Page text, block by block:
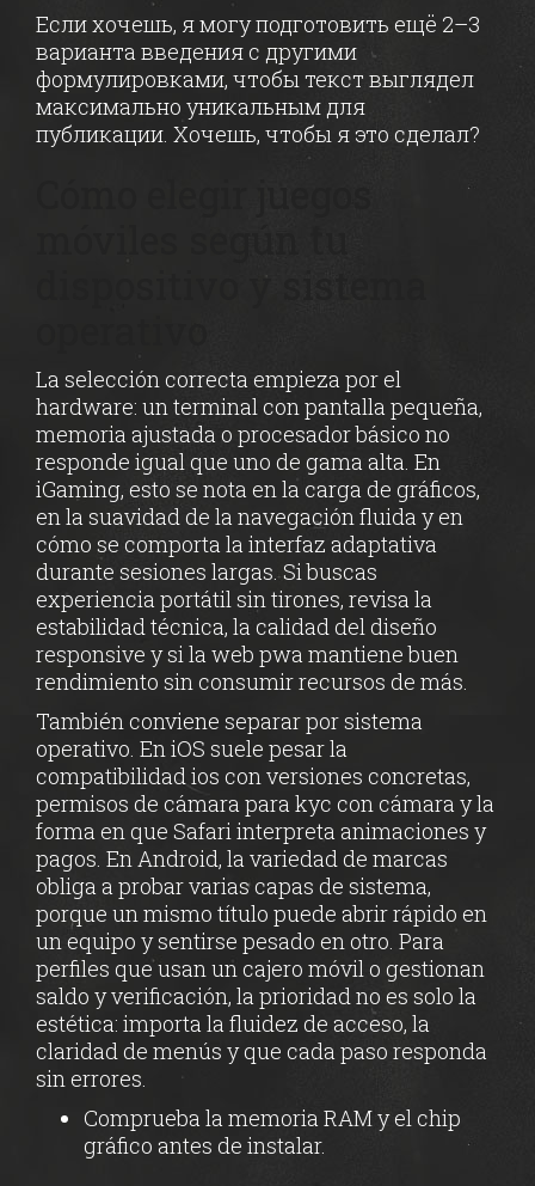
Если хочешь, я могу подготовить ещё 2–3
варианта введения с другими
формулировками, чтобы текст выглядел
максимально уникальным для
публикации. Хочешь, чтобы я это сделал?
dispositivo y sistema
La selección correcta empieza por el
hardware: un terminal con pantalla pequeña,
memoria ajustada o procesador básico no
responde igual que uno de gama alta. En
iGaming, esto se nota en la carga de gráficos,
en la suavidad de la navegación fluida y en
cómo se comporta la interfaz adaptativa
durante sesiones largas. Si buscas
experiencia portátil sin tirones, revisa la
estabilidad técnica, la calidad del diseño
responsive y si la web pwa mantiene buen
rendimiento sin consumir recursos de más.
También conviene separar por sistema
operativo. En iOS suele pesar la
compatibilidad ios con versiones concretas,
permisos de cámara para kyc con cámara y la
forma en que Safari interpreta animaciones y
pagos. En Android, la variedad de marcas
obliga a probar varias capas de sistema,
porque un mismo título puede abrir rápido en
un equipo y sentirse pesado en otro. Para
perfiles que usan un cajero móvil o gestionan
saldo y verificación, la prioridad no es solo la
estética: importa la fluidez de acceso, la
claridad de menús y que cada paso responda
sin errores.
Comprueba la memoria RAM y el chip
gráfico antes de instalar.